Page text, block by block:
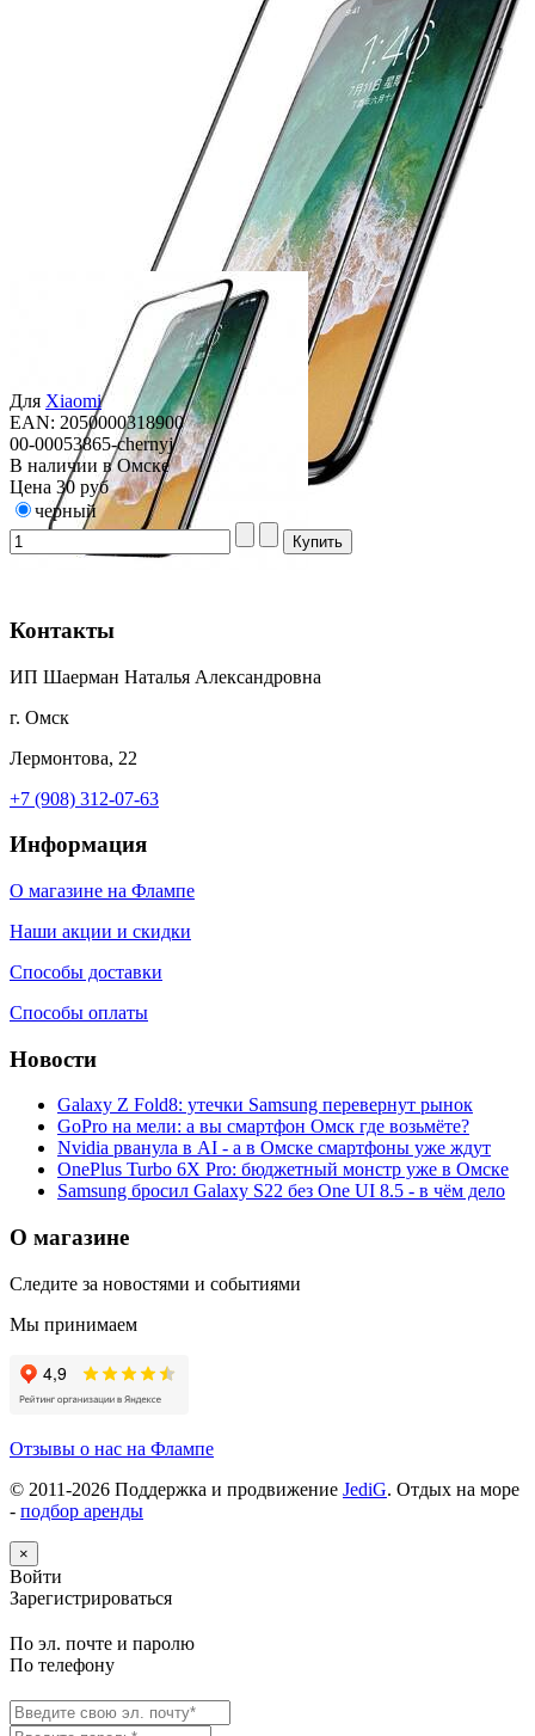
Для Xiaomi
EAN: 2050000318900
00-00053865-chernyj
В наличии в Омске
Цена 30 руб
черный
Контакты
ИП Шаерман Наталья Александровна
г. Омск
Лермонтова, 22
+7 (908) 312-07-63
Информация
О магазине на Флампе
Наши акции и скидки
Способы доставки
Способы оплаты
Новости
Galaxy Z Fold8: утечки Samsung перевернут рынок
GoPro на мели: а вы смартфон Омск где возьмёте?
Nvidia рванула в AI - а в Омске смартфоны уже ждут
OnePlus Turbo 6X Pro: бюджетный монстр уже в Омске
Samsung бросил Galaxy S22 без One UI 8.5 - в чём дело
О магазине
Следите за новостями и событиями
Мы принимаем
Отзывы о нас на Флампе
© 2011-2026 Поддержка и продвижение JediG. Отдых на море
- подбор аренды
×
Войти
Зарегистрироваться
По эл. почте и паролю
По телефону